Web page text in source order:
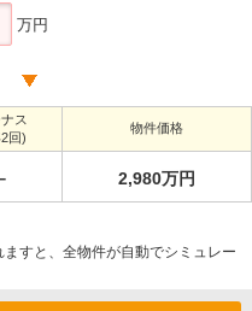
万円
ス
回)
物件価格
2,980万円
すと、全物件が自動でシミュレー